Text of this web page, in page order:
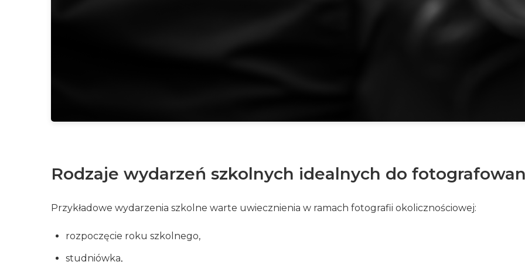
Rodzaje wydarzeń szkolnych idealnych do
Przykładowe wydarzenia szkolne warte uwiecznienia w ramach fotografii okolicznościowej:
rozpoczęcie roku szkolnego,
studniówka,